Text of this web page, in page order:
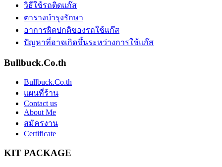
วิธีใช้รถติดแก๊ส
ตารางบำรุงรักษา
อาการผิดปกติของรถใช้แก๊ส
ปัญหาที่อาจเกิดขึ้นระหว่างการใช้แก๊ส
Bullbuck.Co.th
Bullbuck.Co.th
แผนที่ร้าน
Contact us
About Me
สมัครงาน
Certificate
KIT PACKAGE